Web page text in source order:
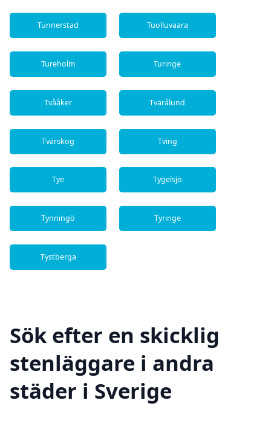
Tunnerstad Tuolluvaara
Tureholm Turinge
Tvååker Tvärålund
Tvärskog Tving
Tye Tygelsjö
Tynningö Tyringe
Tystberga
Sök efter en skicklig
stenläggare i andra
städer i Sverige